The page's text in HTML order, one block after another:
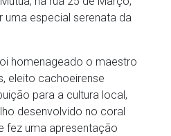
especial serenata da
homenageado o maestro
eleito cachoeirense
para a cultura local,
desenvolvido no coral
fez uma apresentação